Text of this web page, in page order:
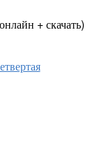
+ скачать)